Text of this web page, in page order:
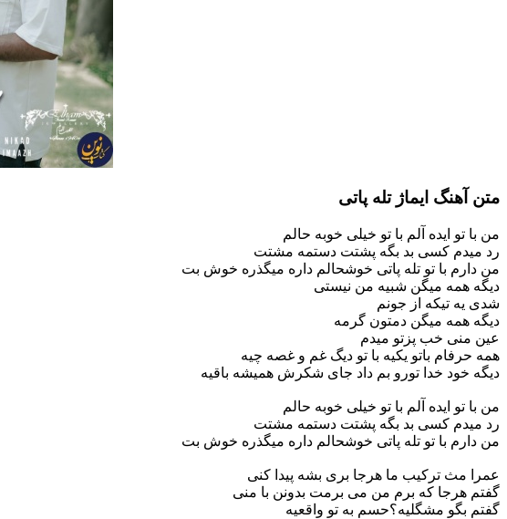
متن آهنگ ایماژ تله پاتی
من با تو ایده آلم با تو خیلی خوبه حالم
رد میدم کسی بد بگه پشتت دستمه مشتت
من دارم با تو تله پاتی خوشحالم داره میگذره خوش بت
دیگه همه میگن شبیه من نیستی
شدی یه تیکه از جونم
دیگه همه میگن دمتون گرمه
عین منی خب پزتو میدم
همه حرفام باتو یکیه با تو دیگ غم و غصه چیه
دیگه خود خدا تورو بم داد جای شکرش همیشه باقیه
من با تو ایده آلم با تو خیلی خوبه حالم
رد میدم کسی بد بگه پشتت دستمه مشتت
من دارم با تو تله پاتی خوشحالم داره میگذره خوش بت
عمرا مث ترکیب ما هرجا بری بشه پیدا کنی
گفتم هرجا که برم من می برمت بدونن با منی
گفتم بگو مشگلیه؟حسم به تو واقعیه